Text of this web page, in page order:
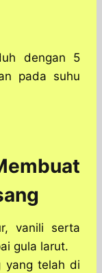
dengan 5
pada suhu
vanili serta
gula larut.
yang telah di